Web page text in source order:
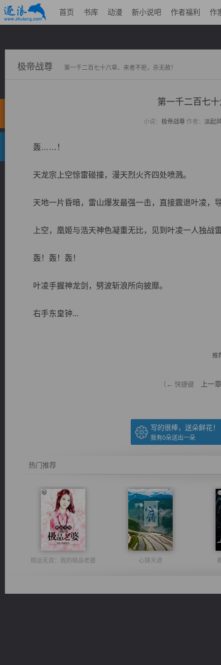
首页 书库 动漫 新小说吧 作者福利 作
极帝战尊 第一千二百七十六章、来者不拒，杀无赦！
第一千二百七
小说： 极帝战尊作者： 淡起
轰……！
天龙宗上空惊雷碰撞，漫天烈火齐四处喷溅。
天地一片昏暗，雷山爆发最强一击，直接震退叶凌，
上空，凰姬与浩天神色凝重无比，见到叶凌一人独战
轰！轰！轰！
叶凌手握神龙剑，劈波斩浪所向披靡。
右手东皇钟...
推
（← 快捷键 上一章
写的很棒，送朵鲜花！
我有0朵送出一朵
热门推荐
桃运无双：我的极品老婆 心铸天途